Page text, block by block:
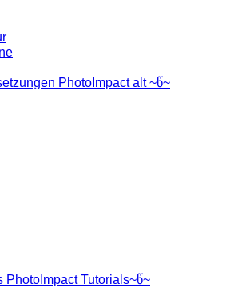
PhotoImpact alt ~წ~
Tutorials~წ~